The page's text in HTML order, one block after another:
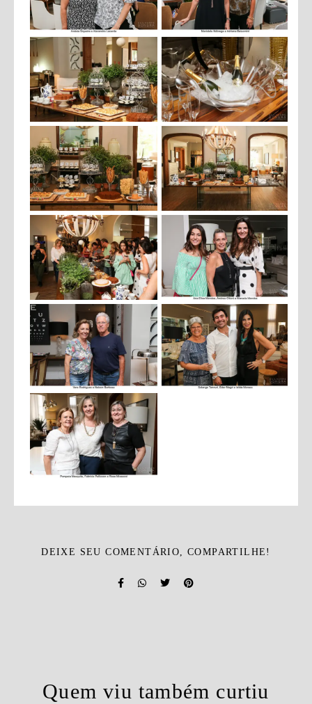
DEIXE SEU COMENTÁRIO, COMPARTILHE!
Quem viu também curtiu